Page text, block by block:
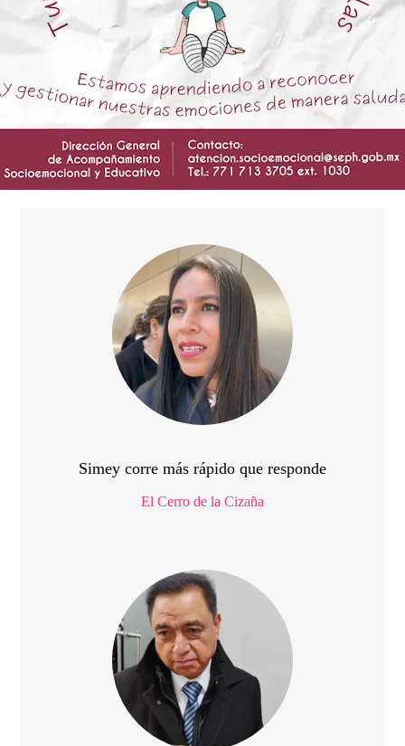
Simey corre más rápido que responde
El Cerro de la Cizaña